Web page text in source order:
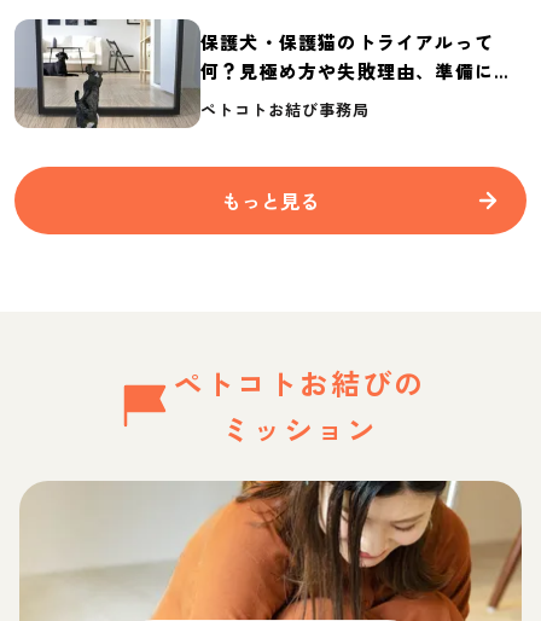
保護犬・保護猫のトライアルって
何？見極め方や失敗理由、準備に必
要なものを紹介
ペトコトお結び事務局
もっと見る
ペトコトお結びの
ミッション